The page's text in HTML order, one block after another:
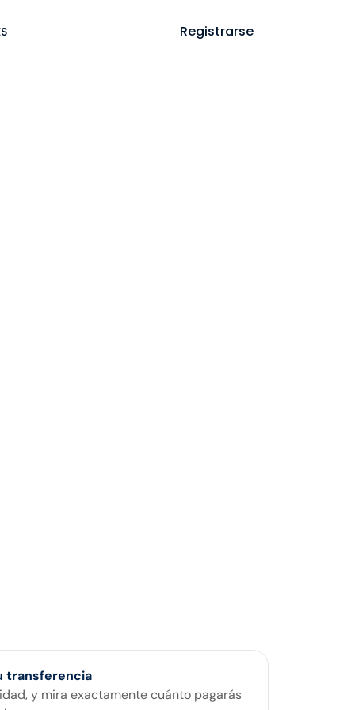
Registrarse
transferencia
y mira exactamente cuánto pagarás